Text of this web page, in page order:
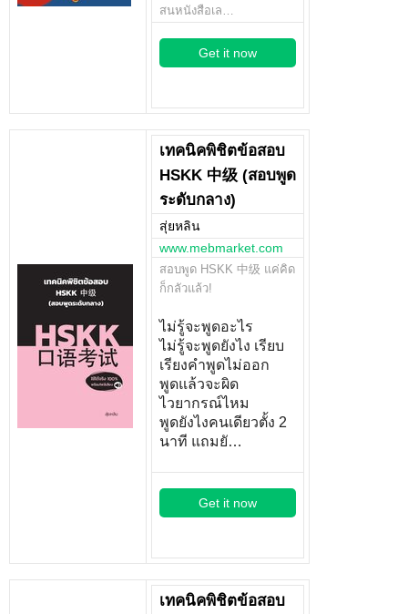
สนหนังสือเล…
Get it now
เทคนิคพิชิตข้อสอบ
HSKK 中级 (สอบพูด
ระดับกลาง)
สุ่ยหลิน
www.mebmarket.com
สอบพูด HSKK 中级 แค่คิด
ก็กลัวแล้ว!
ไม่รู้จะพูดอะไร
ไม่รู้จะพูดยังไง เรียบ
เรียงคำพูดไม่ออก
พูดแล้วจะผิด
ไวยากรณ์ไหม
พูดยังไงคนเดียวตั้ง 2
นาที แถมยั…
Get it now
เทคนิคพิชิตข้อสอบ